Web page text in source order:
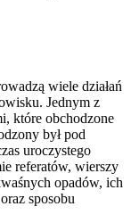
wiele działań
Jednym z
które obchodzone
był pod
uroczystego
referatów, wierszy
opadów, ich
sposobu